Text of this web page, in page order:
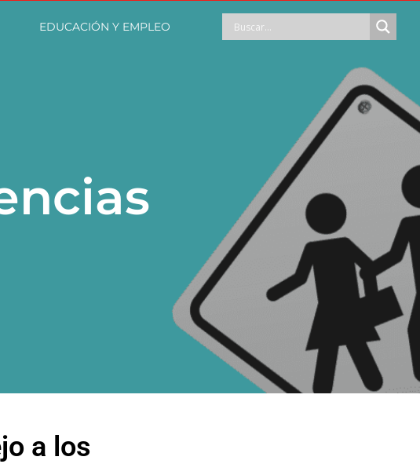
EDUCACIÓN Y EMPLEO
a los